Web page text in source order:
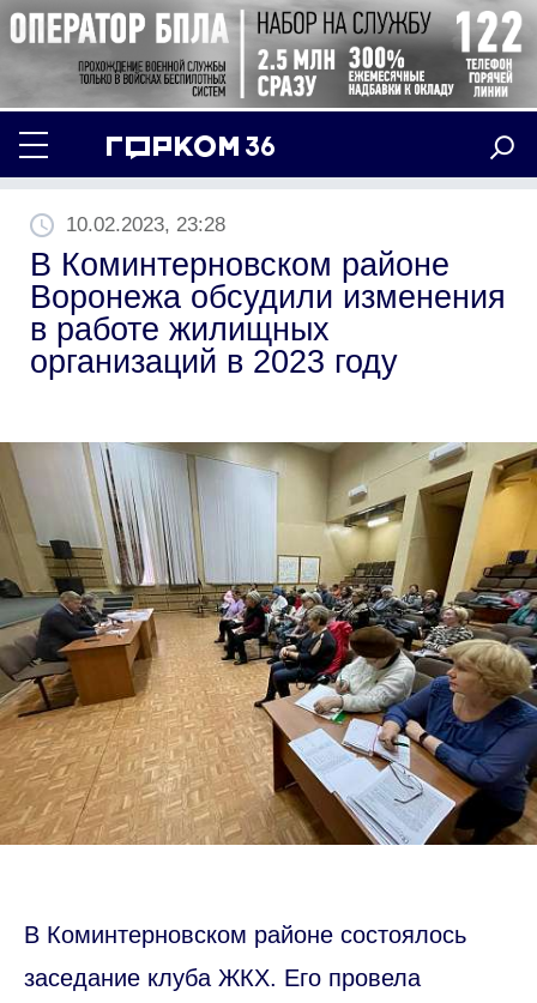
10.02.2023, 23:28
В Коминтерновском районе
Воронежа обсудили изменения
в работе жилищных
организаций в 2023 году
В Коминтерновском районе состоялось
заседание клуба ЖКХ. Его провела